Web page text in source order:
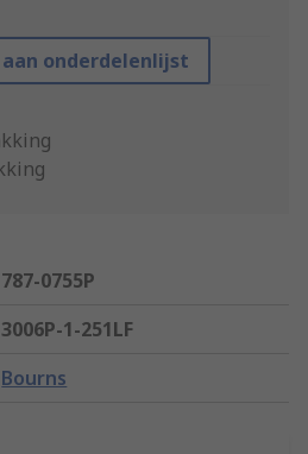
onderdelenlijst
787-0755P
3006P-1-251LF
Bourns